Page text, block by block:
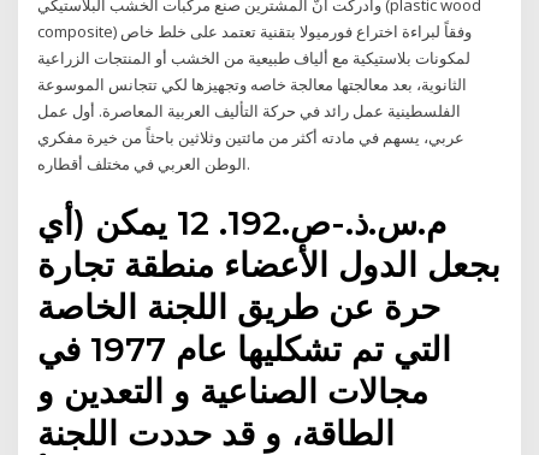
وأدركت أنّ المشترين صنع مركبات الخشب البلاستيكي (plastic wood
composite) وفقاً لبراءة اختراع فورميولا بتقنية تعتمد على خلط خاص
لمكونات بلاستيكية مع ألياف طبيعية من الخشب أو المنتجات الزراعية
الثانوية، بعد معالجتها معالجة خاصه وتجهيزها لكي تتجانس الموسوعة
الفلسطينية عمل رائد في حركة التأليف العربية المعاصرة. أول عمل
عربي، يسهم في مادته أكثر من مائتين وثلاثين باحثاً من خيرة مفكري
الوطن العربي في مختلف أقطاره.
م.س.ذ.-ص.192. 12 يمكن (أي
بجعل الدول الأعضاء منطقة تجارة
حرة عن طريق اللجنة الخاصة
التي تم تشكليها عام 1977 في
مجالات الصناعية و التعدين و
الطاقة، و قد حددت اللجنة